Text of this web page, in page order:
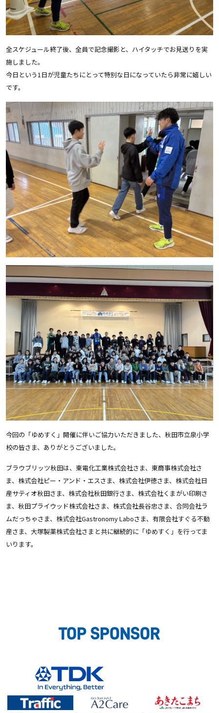
全スケジュール終了後、全員で記念撮影と、ハイタッチでお見送りを実
施しました。
今日という1日が児童たちにとって特別な日になっていたら非常に嬉しい
です。
今回の「ゆめすく」開催に伴いご協力いただきました、秋田市立泉小学
校の皆さま、ありがとうございました。
ブラウブリッツ秋田は、東電化工業株式会社さま、東商事株式会社さ
ま、株式会社ピー・アンド・エスさま、株式会社伊徳さま、株式会社日
産サティオ秋田さま、株式会社秋田銀行さま、株式会社くまがい印刷さ
ま、秋田プライウッド株式会社さま、株式会社長谷忠さま、合同会社ラ
ムだっちゃさま、株式会社Gastronomy Laboさま、有限会社すぐる不動
産さま、大塚製薬株式会社さまと共に継続的に「ゆめすく」を行ってま
いります。
TOP SPONSOR